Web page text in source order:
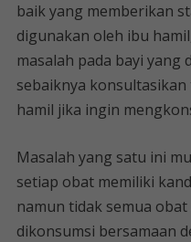
baik yang memberikan
digunakan oleh ibu
masalah pada bayi
sebaiknya
hamil jika ingin
Masalah yang satu ini
setiap obat memiliki
namun tidak semua
dikonsumsi bersamaan